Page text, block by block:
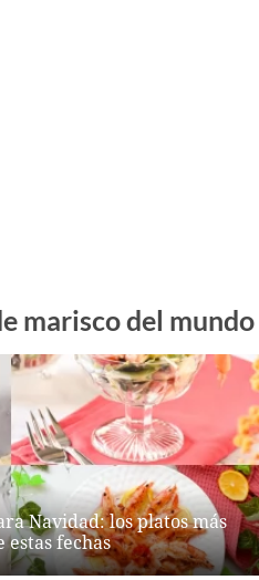
marisco del mundo
Navidad: los platos más
estas fechas